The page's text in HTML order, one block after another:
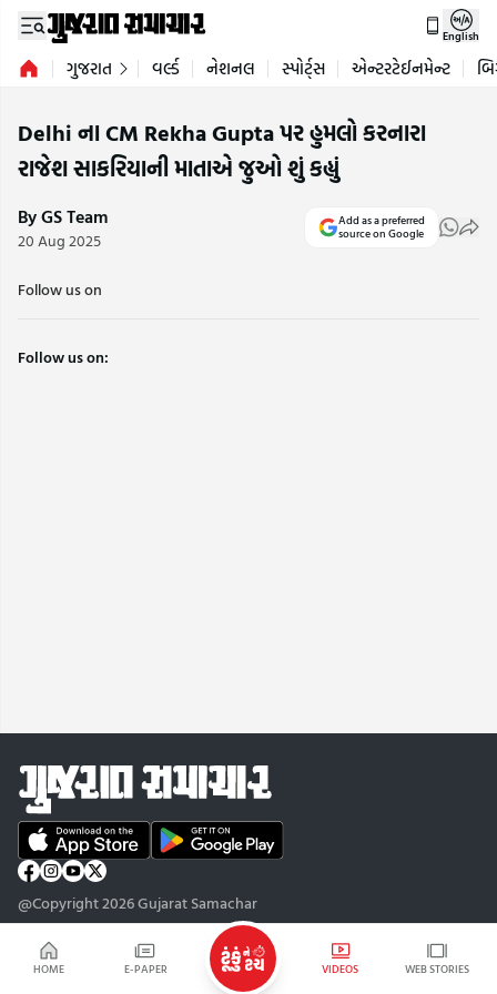
HOME E-PAPER VIDEOS WEB STORIES
English
ગુજરાત વર્લ્ડ નેશનલ સ્પોર્ટ્સ એન્ટરટેઈનમેન્ટ
Delhi ના CM Rekha Gupta પર હુમલો કરનારા
રાજેશ સાકરિયાની માતાએ જુઓ શું કહ્યું
By GS Team
20 Aug 2025
Add as a preferred
source on Google
Follow us on
Follow us on:
@Copyright 2026 Gujarat Samachar